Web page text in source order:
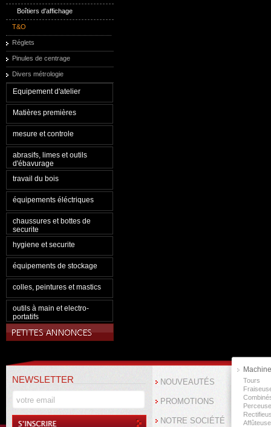
Boîtiers d'affichage
T&O
Réglets
Pinules de centrage
Divers métrologie
Equipement d'atelier
Matières premières
mesure et controle
abrasifs, limes et outils
d'ébavurage
travail du bois
équipements éléctriques
chaussures et bottes de
securite
hygiene et securite
équipements de stockage
colles, peintures et mastics
outils à main et electro-
portatifs
NEWSLETTER NOUVEAUTÉS
PROMOTIONS
NOTRE SOCIÉTÉ
Tours